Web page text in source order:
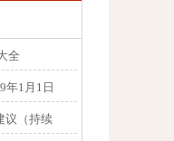
全
年1月1日
议（持续